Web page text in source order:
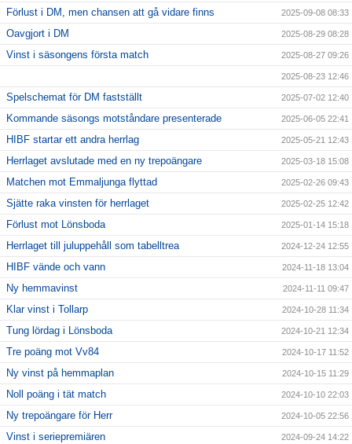
Förlust i DM, men chansen att gå vidare finns 2025-09-08 08:33
Oavgjort i DM 2025-08-29 08:28
Vinst i säsongens första match 2025-08-27 09:26
2025-08-23 12:46
Spelschemat för DM fastställt 2025-07-02 12:40
Kommande säsongs motståndare presenterade 2025-06-05 22:41
HIBF startar ett andra herrlag 2025-05-21 12:43
Herrlaget avslutade med en ny trepoängare 2025-03-18 15:08
Matchen mot Emmaljunga flyttad 2025-02-26 09:43
Sjätte raka vinsten för herrlaget 2025-02-25 12:42
Förlust mot Lönsboda 2025-01-14 15:18
Herrlaget till juluppehåll som tabelltrea 2024-12-24 12:55
HIBF vände och vann 2024-11-18 13:04
Ny hemmavinst 2024-11-11 09:47
Klar vinst i Tollarp 2024-10-28 11:34
Tung lördag i Lönsboda 2024-10-21 12:34
Tre poäng mot Vv84 2024-10-17 11:52
Ny vinst på hemmaplan 2024-10-15 11:29
Noll poäng i tät match 2024-10-10 22:03
Ny trepoängare för Herr 2024-10-05 22:56
Vinst i seriepremiären 2024-09-24 14:22